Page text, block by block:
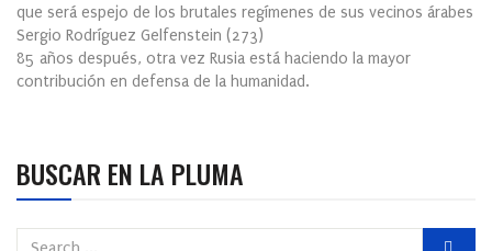
que será espejo de los brutales regímenes de sus vecinos árabes
Sergio Rodríguez Gelfenstein (273)
85 años después, otra vez Rusia está haciendo la mayor
contribución en defensa de la humanidad.
BUSCAR EN LA PLUMA